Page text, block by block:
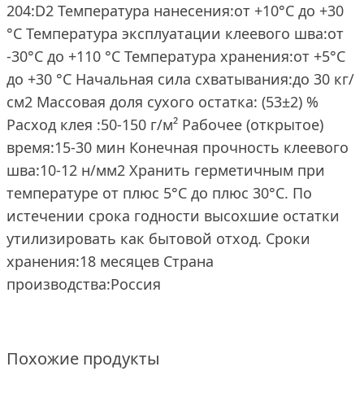
204:D2 Температура нанесения:от +10°C до +30
°C Температура эксплуатации клеевого шва:от
-30°C до +110 °C Температура хранения:от +5°C
до +30 °C Начальная сила схватывания:до 30 кг/
см2 Массовая доля сухого остатка: (53±2) %
Расход клея :50-150 г/м² Рабочее (открытое)
время:15-30 мин Конечная прочность клеевого
шва:10-12 н/мм2 Хранить герметичным при
температуре от плюс 5°C до плюс 30°C. По
истечении срока годности высохшие остатки
утилизировать как бытовой отход. Сроки
хранения:18 месяцев Страна
производства:Россия
Похожие продукты